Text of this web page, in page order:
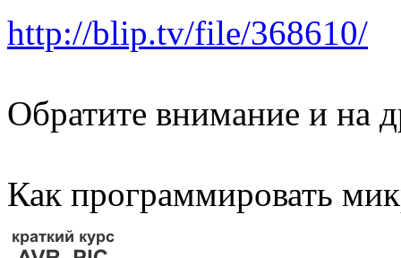
http://blip.tv/file/368610/
Обратите внимание и на
Как программировать